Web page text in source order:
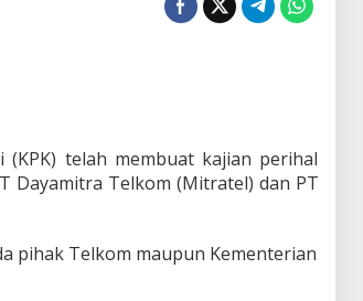
telah membuat kajian perihal
Dayamitra Telkom (Mitratel) dan PT
pihak Telkom maupun Kementerian